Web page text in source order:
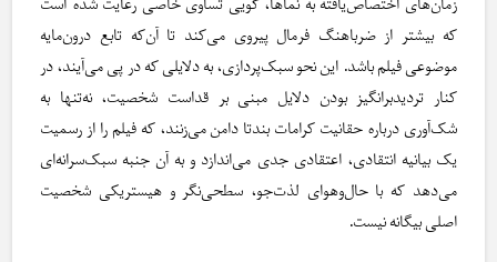
زمان‌های اختصاص‌یافته به نماها، گویی تساوی خاصی رعایت شده است
که بیشتر از ضرباهنگ فرمال پیروی می‌کند تا آن‌که تابع درون‌مایه
موضوعی فیلم باشد. این نحو سبک‌پردازی، به دلایلی که در پی می‌آیند، در
کنار تردیدبرانگیز بودن دلایل مبنی بر قداست شخصیت، نه‌تنها به
شک‌آوری درباره حقانیت کرامات بندتا دامن می‌زنند، که فیلم را از رسمیت
یک بیانیه انتقادی، اعتقادی جدی می‌اندازد و به آن جنبه سبک‌سرانه‌ای
می‌دهد که با حال‌وهوای لذت‌جو، سطحی‌نگر و هیستریکی شخصیت
اصلی بیگانه نیست.